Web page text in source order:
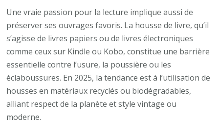
Une vraie passion pour la lecture implique aussi de
préserver ses ouvrages favoris. La housse de livre, qu’il
s’agisse de livres papiers ou de livres électroniques
comme ceux sur Kindle ou Kobo, constitue une barrière
essentielle contre l’usure, la poussière ou les
éclaboussures. En 2025, la tendance est à l’utilisation de
housses en matériaux recyclés ou biodégradables,
alliant respect de la planète et style vintage ou
moderne.